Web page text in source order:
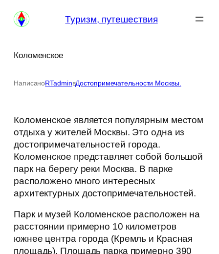
Перейти
Туризм, путешествия
Коломенское
НаписаноRTadminвДостопримечательности Москвы.
Коломенское является популярным местом
отдыха у жителей Москвы. Это одна из
достопримечательностей города.
Коломенское представляет собой большой
парк на берегу реки Москва. В парке
расположено много интересных
архитектурных достопримечательностей.
Парк и музей Коломенское расположен на
расстоянии примерно 10 километров
южнее центра города (Кремль и Красная
площадь). Площадь парка примерно 390